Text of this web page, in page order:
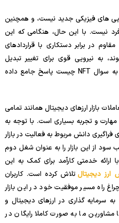
های فیزیکی جدید نیست، و همچنین
نیست. با این حال، هنگامی که این
در برابر دستکاری با قراردادهای
به نیرویی قوی برای تغییر تبدیل
می‌شوند. در این مقاله امیدواریم به سوال NFT چیست پاسخ جامع داده
بازار ارزهای دیجیتال همانند تمامی
و تجربه بسیاری است. با توجه به
فراگیری دانش مربوط به فعالیت در بازار
سود از این بازار را به عنوان شغل دوم
ارائه خدمتی کارآمد برای کمک به این
ارز دیجیتالتلاش کرده است. کاربران
راه مسیر موفقیت خود در این بازار
سرمایه گذاری در ارزهای دیجیتال و
مشاورین ما به صورت کاملا رایگان در